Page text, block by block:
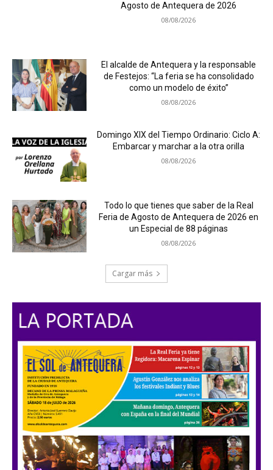
Agosto de Antequera de 2026
08/08/2026
El alcalde de Antequera y la responsable
de Festejos: “La feria se ha consolidado
como un modelo de éxito”
08/08/2026
Domingo XIX del Tiempo Ordinario: Ciclo A:
Embarcar y marchar a la otra orilla
08/08/2026
Todo lo que tienes que saber de la Real
Feria de Agosto de Antequera de 2026 en
un Especial de 88 páginas
08/08/2026
Cargar más